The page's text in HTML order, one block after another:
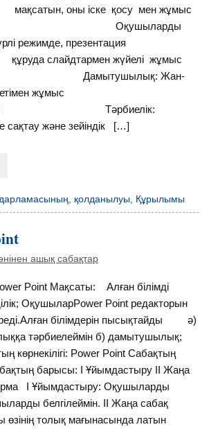
іске қосу мен жұмыс
үйрету. Оқушыларды
режимде, презентация
жүйелі жұмыс
Дамытушылық: Жан-
өз бетімен жұмыс
Тәрбиелік:
және зейіндік […]
, қолданылуы, Құрылымы
ашық сабақтар
Point Мақсаты: Алған білімді
ОқушыларPower Point редакторын
білімдерін пысықтайды ә)
тәрбиелеймін б) дамытушылық;
көрнекілігі: Power Point Сабақтың
барысы: І Ұйымдастыру ІІ Жаңа
І Ұйымдастыру: Оқушыларды
белгілеймін. ІІ Жаңа сабақ
өзінің толық мағынасында латын